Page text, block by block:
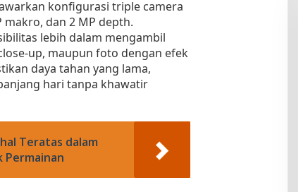
konfigurasi triple camera
makro, dan 2 MP depth.
lebih dalam mengambil
up, maupun foto dengan efek
daya tahan yang lama,
hari tanpa khawatir
Teratas dalam
Permainan